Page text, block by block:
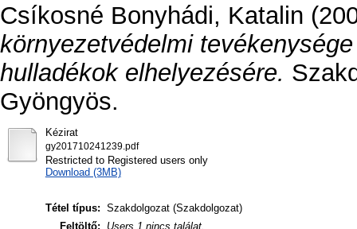
Csíkosné Bonyhádi, Katalin
környezetvédelmi
hulladékok elhelyezésére.
Gyöngyös.
Kézirat
gy201710241239.pdf
Restricted to Registered users only
Download (3MB)
Tétel típus: Szakdolgozat (Szakdolgozat)
Feltöltő:
Users 1 nincs találat.